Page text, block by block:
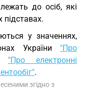
до осіб, які
у значеннях,
України "Про
"Про електронні
.
згідно з